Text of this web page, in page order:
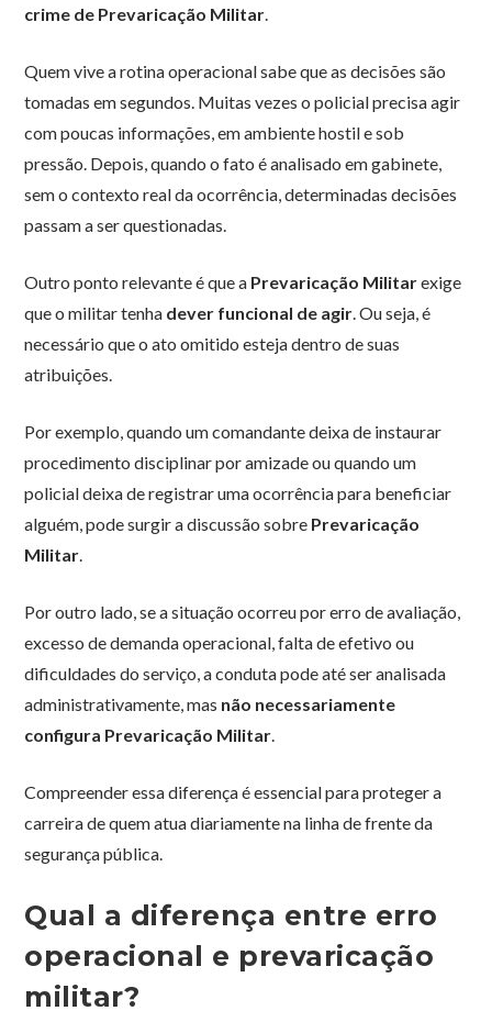
crime de Prevaricação Militar.
Quem vive a rotina operacional sabe que as decisões são
tomadas em segundos. Muitas vezes o policial precisa agir
com poucas informações, em ambiente hostil e sob
pressão. Depois, quando o fato é analisado em gabinete,
sem o contexto real da ocorrência, determinadas decisões
passam a ser questionadas.
Outro ponto relevante é que a Prevaricação Militarexige
que o militar tenha dever funcional de agir. Ou seja, é
necessário que o ato omitido esteja dentro de suas
atribuições.
Por exemplo, quando um comandante deixa de instaurar
procedimento disciplinar por amizade ou quando um
policial deixa de registrar uma ocorrência para beneficiar
alguém, pode surgir a discussão sobre Prevaricação
Militar.
Por outro lado, se a situação ocorreu por erro de avaliação,
excesso de demanda operacional, falta de efetivo ou
dificuldades do serviço, a conduta pode até ser analisada
administrativamente, mas não necessariamente
configura Prevaricação Militar.
Compreender essa diferença é essencial para proteger a
carreira de quem atua diariamente na linha de frente da
segurança pública.
Qual a diferença entre erro
operacional e prevaricação
militar?